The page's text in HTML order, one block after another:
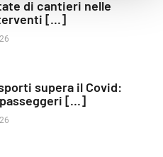
di cantieri nelle
[...]
supera il Covid:
[...]